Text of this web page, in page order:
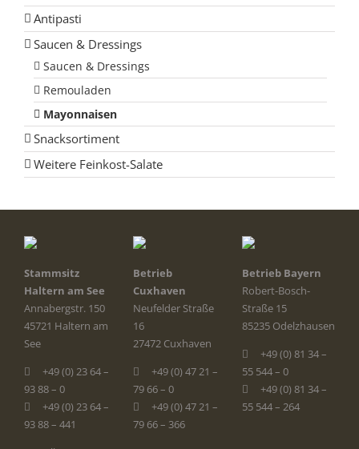
Antipasti
Saucen & Dressings
Saucen & Dressings
Remouladen
Mayonnaisen
Snacksortiment
Weitere Feinkost-Salate
Stammsitz
Haltern am See
Annabergstr. 150
45721 Haltern am
See
+49 (0) 23 64 –
93 88 – 0
+49 (0) 23 64 –
93 88 – 441
Betrieb
Cuxhaven
Neufelder Straße
16
27472 Cuxhaven
+49 (0) 47 21 –
79 66 – 0
+49 (0) 47 21 –
79 66 – 366
Betrieb Bayern
Robert-Bosch-
Straße 15
85235 Odelzhausen
+49 (0) 81 34 –
55 544 – 0
+49 (0) 81 34 –
55 544 – 264